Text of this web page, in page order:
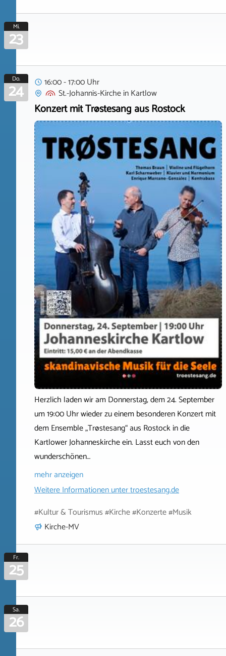
Mi.
23
Do.
24
16:00 - 17:00 Uhr
St.-Johannis-KircheinKartlow
Konzert mit Trøstesang aus Rostock
Herzlich laden wir am Donnerstag, dem 24. September
um 19:00 Uhr wieder zu einem besonderen Konzert mit
dem Ensemble „Trøstesang“ aus Rostock in die
Kartlower Johanneskirche ein. Lasst euch von den
wunderschönen…
mehr anzeigen
Weitere Informationen untertroestesang.de
#Kultur & Tourismus #Kirche #Konzerte #Musik
Kirche-MV
Fr.
25
Sa.
26